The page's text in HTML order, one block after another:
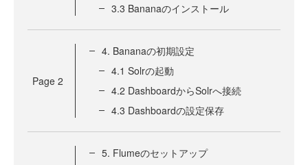
3.3 Bananaのインストール
Page 2
4. Bananaの初期設定
4.1 Solrの起動
4.2 DashboardからSolrへ接続
4.3 Dashboardの設定保存
5. Flumeのセットアップ